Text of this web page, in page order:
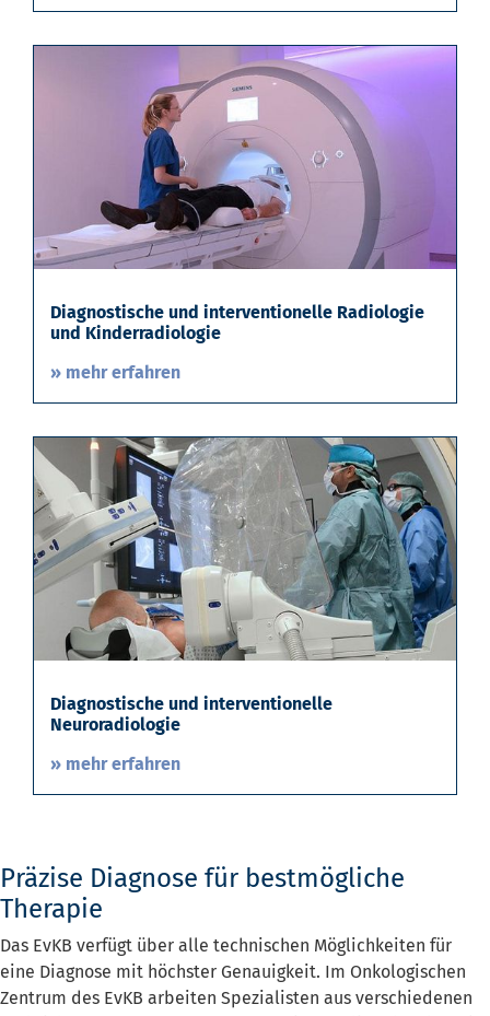
Diagnostische und interventionelle Radiologie
und Kinderradiologie
» mehr erfahren
Diagnostische und interventionelle
Neuroradiologie
» mehr erfahren
Präzise Diagnose für bestmögliche
Therapie
Das EvKB verfügt über alle technischen Möglichkeiten für
eine Diagnose mit höchster Genauigkeit. Im Onkologischen
Zentrum des EvKB arbeiten Spezialisten aus verschiedenen